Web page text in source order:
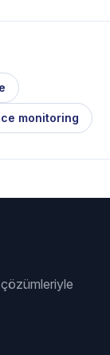
monitoring
çözümleriyle